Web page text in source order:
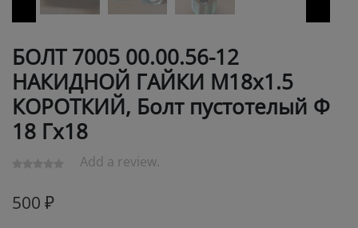
БОЛТ 7005 00.00.56-12
НАКИДНОЙ ГАЙКИ M18x1.5
КОРОТКИЙ, Болт пустотелый Ф
18 Гх18
Add a review.
500 ₽